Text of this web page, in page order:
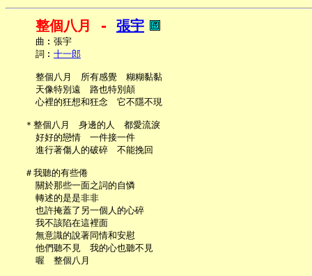
整個八月 - 張宇
     曲︰張宇
     詞︰
十一郎
     整個八月　所有感覺　糊糊黏黏
     天像特別遠　路也特別顛
     心裡的狂想和狂念　它不隱不現
   ＊整個八月　身邊的人　都愛流淚
     好好的戀情　一件接一件
     進行著傷人的破碎　不能挽回
   ＃我聽的有些倦
     關於那些一面之詞的自憐
     轉述的是是非非
     也許掩蓋了另一個人的心碎
     我不該陷在這裡面
     無意識的說著同情和安慰
     他們聽不見　我的心也聽不見
     喔　整個八月